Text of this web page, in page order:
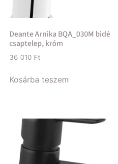
Deante Arnika BQA_030M bidé
csaptelep, króm
36 010 Ft
Kosárba teszem